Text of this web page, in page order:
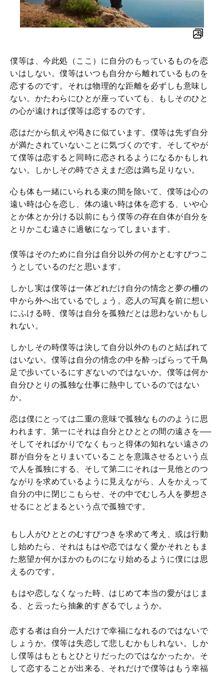
僕等は、今此処（ここ）に自分のもっているものを恋
いはしない。僕等はいつも自分から離れているものを
恋するのです。それは物理的な距離を必ずしも意味し
ない。かたわらにひとが座っていても、もしそのひと
の心が遠ければ僕等は恋するのです。
恋はだから飢えや渇きに似ています。僕等は先ず自分
が満たされていないことに気づくのです。そしてやが
て僕等は恋すると同時に恋されるようになるかもしれ
ない。しかしその時でさえまだ恋は満ち足りない。
心も体も一緒にいられる束の間を除いて、僕等は心の
遠い時は心を恋し、体の遠い時は体を恋する、いや心
とか体とか分ける以前にもう僕等の存在自体が自分を
とりかこむ遠さに過敏になってしまいます。
僕等はそのために自分は自分以外の何かとむすびつこ
うとしているのだと思います。
しかし実は僕等は一体どれだけ自分の情念と夢の柵の
中から外へ出ているでしょう。恋人の写真を前に想い
にふける時、僕等は自分を孤独だとは思わないかもし
れない。
しかしその時僕等は決して自分以外のものと結ばれて
はいない。僕等は自分の情念の中を酔っぱらって千鳥
足で歩いているにすぎないのではないか。僕等は何か
自分ひとりの孤独な仕事に熱中しているのではない
か。
恋は僕にとっては二重の意味で孤独なもののように思
われます。第一にそれは自分とひととの間の遠さを──
そしてそればかりでなくもっと得体の知れない遠さの
群が自分をとりまいていることを意識させるという点
で人を孤独にする、そして第二にそれは一見他とのつ
ながりを求めているように見えながら、人をかえって
自分の中に閉じこもらせ、その中でむしろ人を夢想さ
せるにとどまるという点で孤独です。
もし人がひととのむすびつきを求めて考え、或は行動
し始めたら、それはもはや恋ではなく愛かそれともま
た慾望か何かほかのものになり始めるように僕には思
えるのです。
もはや恋しなくなった時、はじめて本当の愛がはじま
る、と云ったら抽象的すぎるでしょうか。
恋する者は自分一人だけで幸福になれるのではないで
しょうか。僕等は失恋して悲しむかもしれない。しか
し僕等はもともとひとりだったのではなかったか。そ
して恋することが出来る、それだけで僕等はもう幸福